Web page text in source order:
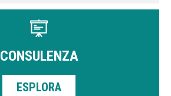
CONSULENZA
ESPLORA